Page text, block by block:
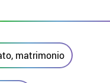
matrimonio